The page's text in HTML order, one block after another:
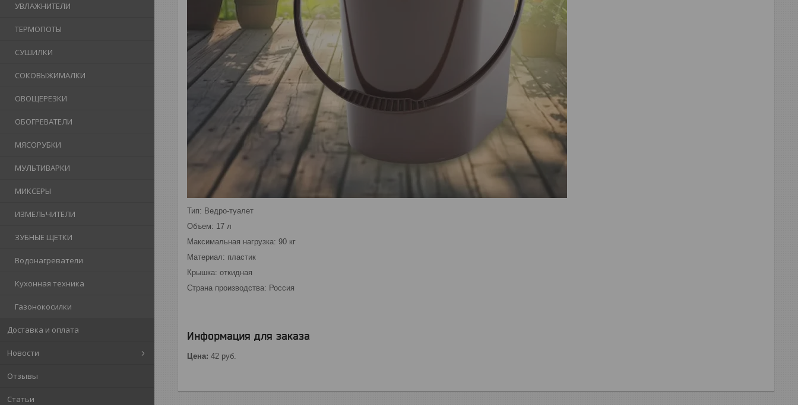
УВЛАЖНИТЕЛИ
ТЕРМОПОТЫ
СУШИЛКИ
СОКОВЫЖИМАЛКИ
ОВОЩЕРЕЗКИ
ОБОГРЕВАТЕЛИ
МЯСОРУБКИ
МУЛЬТИВАРКИ
МИКСЕРЫ
ИЗМЕЛЬЧИТЕЛИ
ЗУБНЫЕ ЩЕТКИ
Водонагреватели
Кухонная техника
Газонокосилки
Доставка и оплата
Новости
Отзывы
Статьи
Тип: Ведро-туалет
Объем: 17 л
Максимальная нагрузка: 90 кг
Материал: пластик
Крышка: откидная
Страна производства: Россия
Информация для заказа
Цена: 42 руб.